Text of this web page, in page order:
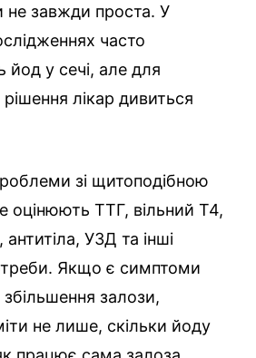
не завжди проста. У
часто
йод у сечі, але для
рішення лікар дивиться
зі щитоподібною
оцінюють ТТГ, вільний Т4,
антитіла, УЗД та інші
Якщо є симптоми
збільшення залози,
не лише, скільки йоду